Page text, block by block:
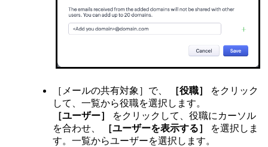
［メールの共有対象］で、 ［役職］
をクリック
して、一覧から役職を選択します。
［ユーザー］
をクリックして、役職にカーソル
を合わせ、
［ユーザーを表示する］
を選択しま
す。一覧からユーザーを選択します。